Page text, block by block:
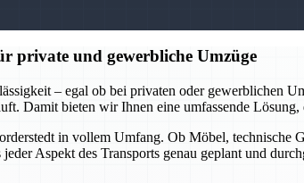
private und gewerbliche Umzüge
– egal ob bei privaten oder gewerblichen
Damit bieten wir Ihnen eine umfassende
in vollem Umfang. Ob Möbel, technische
Aspekt des Transports genau geplant und